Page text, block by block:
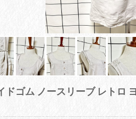
ゴム ノースリーブ レトロ